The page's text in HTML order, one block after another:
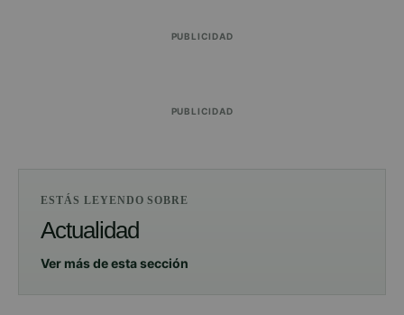
PUBLICIDAD
PUBLICIDAD
ESTÁS LEYENDO SOBRE
Actualidad
Ver más de esta sección